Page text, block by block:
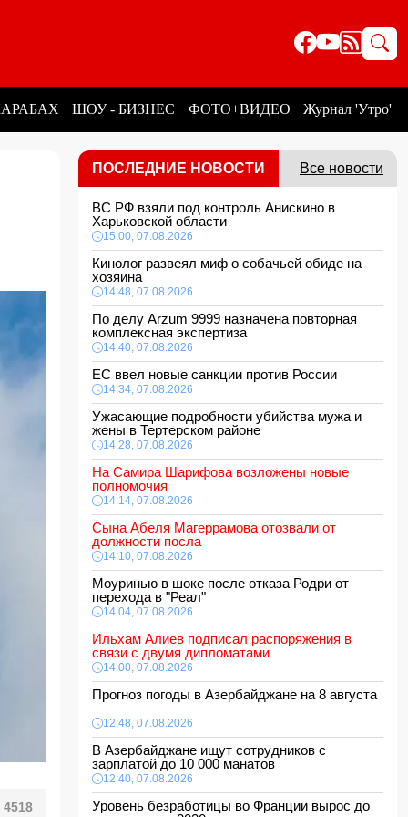
ШОУ - БИЗНЕС ФОТО+ВИДЕО Журнал 'Утро'
4518
ПОСЛЕДНИЕ НОВОСТИ Все новости
ВС РФ взяли под контроль Анискино в
Харьковской области
15:00, 07.08.2026
Кинолог развеял миф о собачьей обиде на
хозяина
14:48, 07.08.2026
По делу Arzum 9999 назначена повторная
комплексная экспертиза
14:40, 07.08.2026
ЕС ввел новые санкции против России
14:34, 07.08.2026
Ужасающие подробности убийства мужа и
жены в Тертерском районе
14:28, 07.08.2026
На Самира Шарифова возложены новые
полномочия
14:14, 07.08.2026
Сына Абеля Магеррамова отозвали от
должности посла
14:10, 07.08.2026
Моуринью в шоке после отказа Родри от
перехода в "Реал"
14:04, 07.08.2026
Ильхам Алиев подписал распоряжения в
связи с двумя дипломатами
14:00, 07.08.2026
Прогноз погоды в Азербайджане на 8 августа
12:48, 07.08.2026
В Азербайджане ищут сотрудников с
зарплатой до 10 000 манатов
12:40, 07.08.2026
Уровень безработицы во Франции вырос до